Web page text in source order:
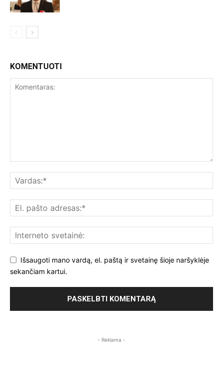
KOMENTUOTI
Išsaugoti mano vardą, el. paštą ir svetainę šioje naršyklėje
sekančiam kartui.
- Reklama -